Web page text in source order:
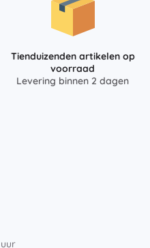
Tienduizenden artikelen op
voorraad
Levering binnen 2 dagen